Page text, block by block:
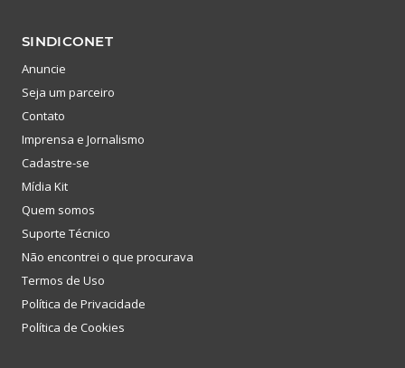
SINDICONET
Anuncie
Seja um parceiro
Contato
Imprensa e Jornalismo
Cadastre-se
Mídia Kit
Quem somos
Suporte Técnico
Não encontrei o que procurava
Termos de Uso
Política de Privacidade
Política de Cookies